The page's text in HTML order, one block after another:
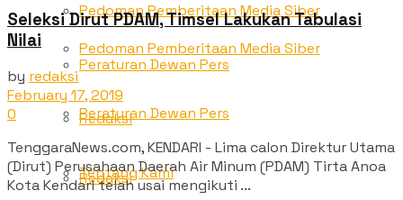
Pedoman Pemberitaan Media Siber
Peraturan Dewan Pers
Redaksi
Pedoman Pemberitaan Media Siber
Peraturan Dewan Pers
Redaksi
Tentang Kami
Seleksi Dirut PDAM, Timsel Lakukan Tabulasi
Nilai
by redaksi
February 17, 2019
0
TenggaraNews.com, KENDARI - Lima calon Direktur Utama
(Dirut) Perusahaan Daerah Air Minum (PDAM) Tirta Anoa
Kota Kendari telah usai mengikuti ...